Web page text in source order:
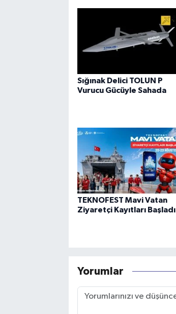
Sığınak Delici TOLUN P
Vurucu Gücüyle Sahada
TEKNOFEST Mavi Vatan
Ziyaretçi Kayıtları Başladı
Yorumlar